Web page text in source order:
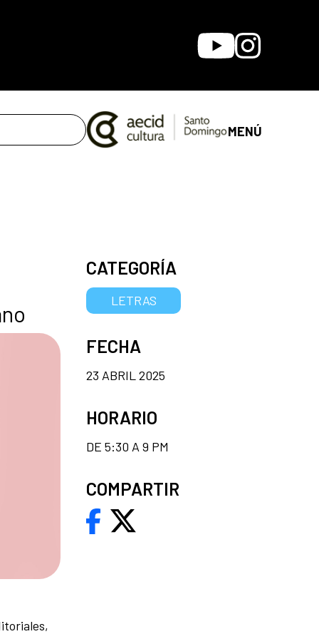
YoutubeInstagram
MENÚ
CATEGORÍA
LETRAS
FECHA
23 ABRIL 2025
HORARIO
DE 5:30 A 9 PM
COMPARTIR